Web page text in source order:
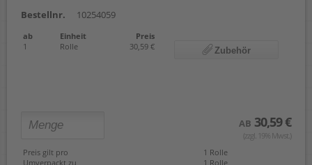
Bestellnr.
10254059
ab Einheit
Preis
1
Rolle 30,59 € Zubehör
AB 30,59 €
(zzgl. 19% Mwst.)
Preis gilt pro
1 Rolle
Umverpackt zu
1 Rolle